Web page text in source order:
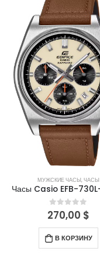
МУЖСКИЕ ЧАСЫ,ЧАСЫ
0out of 5
270,00 $
В КОРЗИНУ